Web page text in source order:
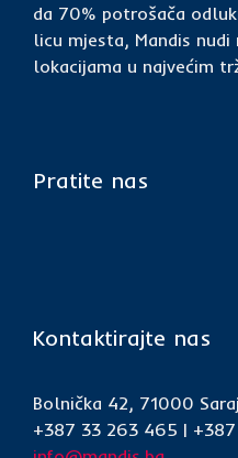
da 70% potrošača
licu mjesta, Mandis
lokacijama u najvećim
Pratite nas
Kontaktirajte nas
Bolnička 42, 71000
+387 33 263 465 |